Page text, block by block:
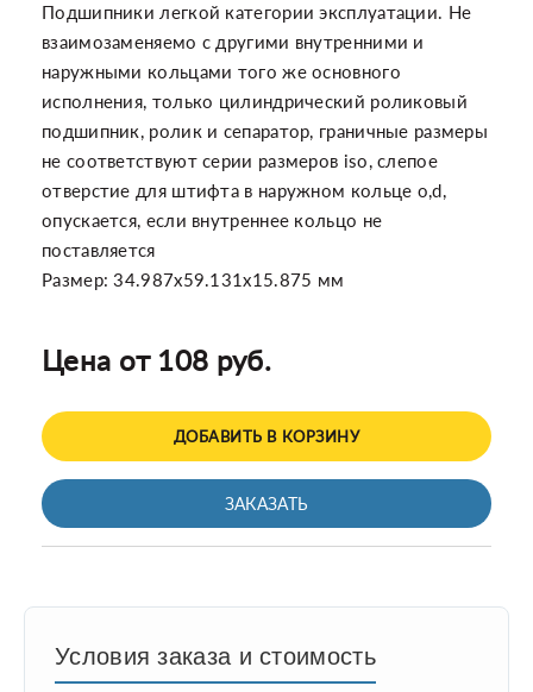
Подшипники легкой категории эксплуатации. Не
взаимозаменяемо с другими внутренними и
наружными кольцами того же основного
исполнения, только цилиндрический роликовый
подшипник, ролик и сепаратор, граничные размеры
не соответствуют серии размеров iso, слепое
отверстие для штифта в наружном кольце o,d,
опускается, если внутреннее кольцо не
поставляется
Размер: 34.987x59.131x15.875 мм
Цена от 108 руб.
ДОБАВИТЬ В КОРЗИНУ
ЗАКАЗАТЬ
Условия заказа и стоимость